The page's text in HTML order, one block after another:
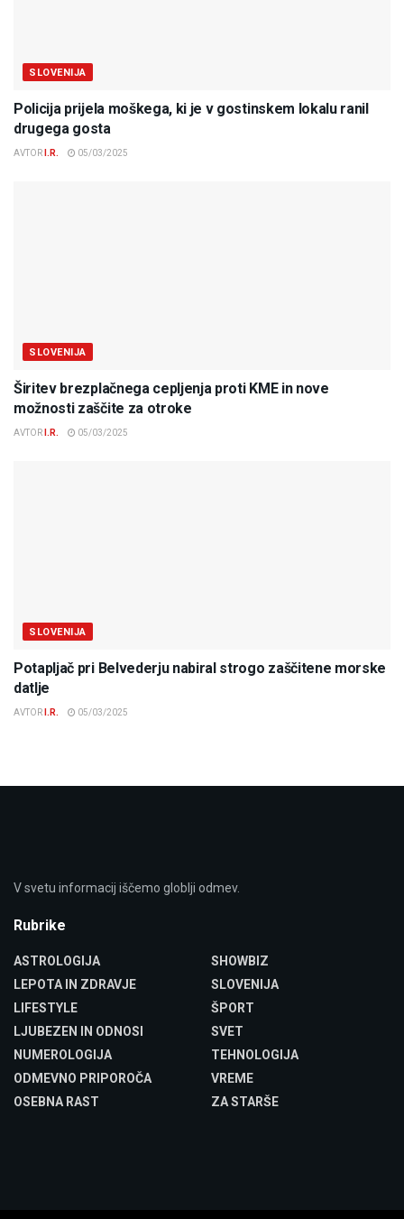
SLOVENIJA
Policija prijela moškega, ki je v gostinskem lokalu ranil
drugega gosta
AVTOR I.R. 05/03/2025
SLOVENIJA
Širitev brezplačnega cepljenja proti KME in nove
možnosti zaščite za otroke
AVTOR I.R. 05/03/2025
SLOVENIJA
Potapljač pri Belvederju nabiral strogo zaščitene morske
datlje
AVTOR I.R. 05/03/2025
V svetu informacij iščemo globlji odmev.
Rubrike
ASTROLOGIJA
LEPOTA IN ZDRAVJE
LIFESTYLE
LJUBEZEN IN ODNOSI
NUMEROLOGIJA
ODMEVNO PRIPOROČA
OSEBNA RAST
SHOWBIZ
SLOVENIJA
ŠPORT
SVET
TEHNOLOGIJA
VREME
ZA STARŠE